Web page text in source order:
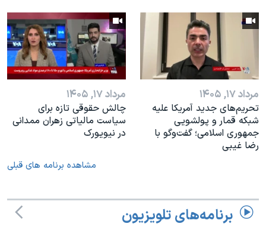
مرداد ۱۷, ۱۴۰۵
تحریم‌های جدید آمریکا علیه
شبکه قمار و پولشویی
جمهوری اسلامی؛ گفت‌وگو با
رضا غیبی
مرداد ۱۷, ۱۴۰۵
چالش حقوقی تازه برای
سیاست مالیاتی زهران ممدانی
در نیویورک
مشاهده برنامه های قبلی
برنامه‌های تلویزیون